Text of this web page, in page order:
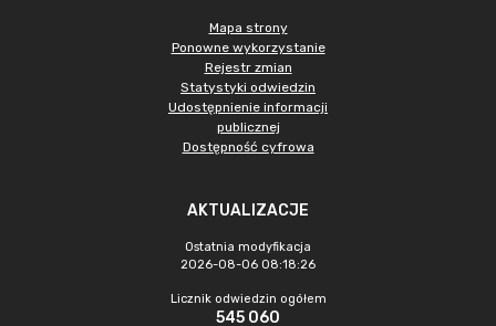
Mapa strony
Ponowne wykorzystanie
Rejestr zmian
Statystyki odwiedzin
Udostępnienie informacji
publicznej
Dostępność cyfrowa
AKTUALIZACJE
Ostatnia modyfikacja
2026-08-06 08:18:26
Licznik odwiedzin ogółem
545 060